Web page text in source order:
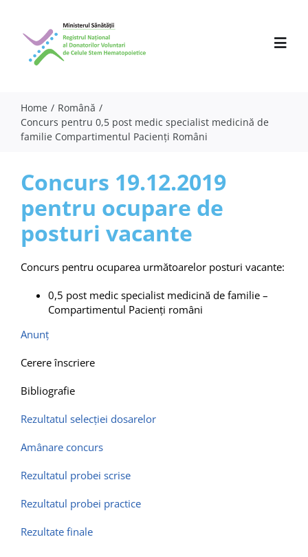
content
Despre noi
Parteneri
Comunicate
Evenimente
Contact
Home
Română
Concurs pentru 0,5 post medic specialist medicină de
familie Compartimentul Pacienţi Români
Concurs 19.12.2019
pentru ocupare de
posturi vacante
Concurs pentru ocuparea următoarelor posturi vacante:
0,5 post medic specialist medicină de familie –
Compartimentul Pacienţi români
Anunț
Cerere înscriere
Bibliografie
Rezultatul selecţiei dosarelor
Amânare concurs
Rezultatul probei scrise
Rezultatul probei practice
Rezultate finale